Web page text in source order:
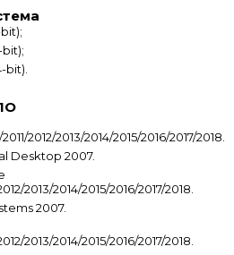
bit).
2012/2013/2014/2015/2016/2017/2018.
Desktop 2007.
2013/2014/2015/2016/2017/2018.
2007.
2013/2014/2015/2016/2017/2018.